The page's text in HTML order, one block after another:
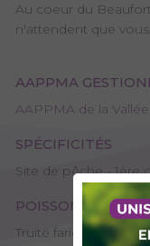
Au coeur du
n'attendent que vous.
AAPPMA
AAPPMA de la
SPÉCIFICITÉS
Site de pêche - 1ère
POISSONS
Truite fario, Truite